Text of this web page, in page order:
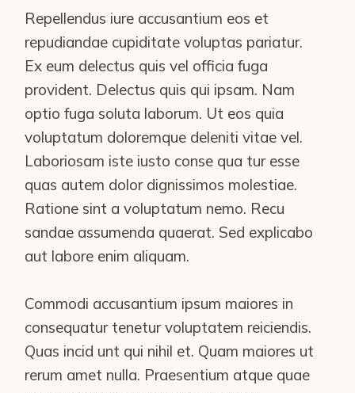
Repellendus iure accusantium eos et
repudiandae cupiditate voluptas pariatur.
Ex eum delectus quis vel officia fuga
provident. Delectus quis qui ipsam. Nam
optio fuga soluta laborum. Ut eos quia
voluptatum doloremque deleniti vitae vel.
Laboriosam iste iusto conse qua tur esse
quas autem dolor dignissimos molestiae.
Ratione sint a voluptatum nemo. Recu
sandae assumenda quaerat. Sed explicabo
aut labore enim aliquam.
Commodi accusantium ipsum maiores in
consequatur tenetur voluptatem reiciendis.
Quas incid unt qui nihil et. Quam maiores ut
rerum amet nulla. Praesentium atque quae